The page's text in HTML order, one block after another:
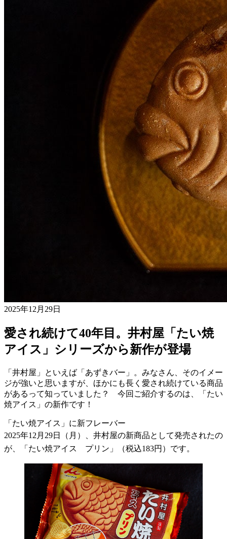
2025年12月29日
愛され続けて40年目。井村屋「たい焼
アイス」シリーズから新作が登場
「井村屋」といえば「あずきバー」。みなさん、そのイメー
ジが強いと思いますが、ほかにも長く愛され続けている商品
があるって知っていました？ 今回ご紹介するのは、「たい
焼アイス」の新作です！
「たい焼アイス」に新フレーバー
2025年12 月 29日（月）、井村屋の新商品として発売されたの
が、「たい焼アイス プリン」（税込183円）です。